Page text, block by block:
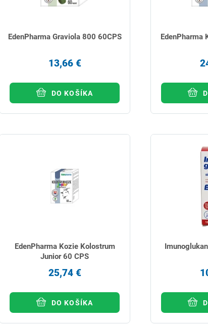
EdenPharma Graviola 800 60CPS
13,66 €
DO KOŠÍKA
EdenPharma
EdenPharma Kozie Kolostrum
Junior 60 CPS
25,74 €
DO KOŠÍKA